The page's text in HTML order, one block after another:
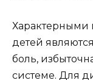
детей
боль,
системе. Для